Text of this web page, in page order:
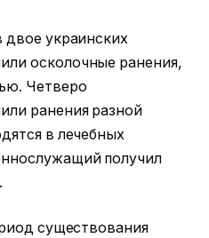
двое украинских
осколочные ранения,
Четверо
ранения разной
в лечебных
получил
существования